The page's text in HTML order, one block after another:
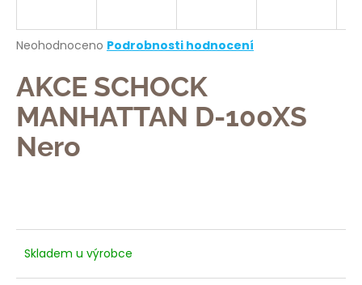
Průměrné
produktu
je
0,0
5
hvězdiček.
Neohodnoceno Podrobnosti hodnocení
AKCE SCHOCK
MANHATTAN D-100XS
Nero
Skladem u výrobce
j
t
?